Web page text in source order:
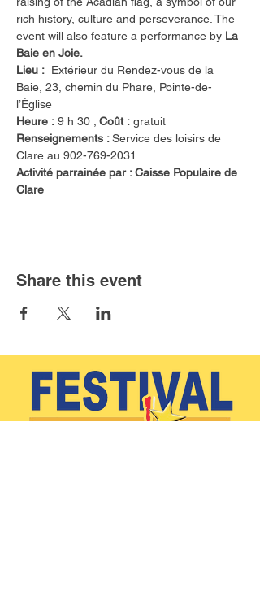
rich history, culture and perseverance. The
event will also feature a performance by La
Baie en Joie.
Lieu : Extérieur du Rendez-vous de la
Baie, 23, chemin du Phare, Pointe-de-
l’Église
Heure : 9 h 30 ; Coût : gratuit
Renseignements : Service des loisirs de
Clare au 902-769-2031
Activité parrainée par : Caisse Populaire de
Clare
Share this event